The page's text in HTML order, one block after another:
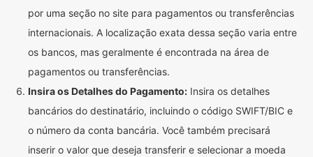
por uma seção no site para pagamentos ou transferências
internacionais. A localização exata dessa seção varia entre
os bancos, mas geralmente é encontrada na área de
pagamentos ou transferências.
Insira os Detalhes do Pagamento: Insira os detalhes
bancários do destinatário, incluindo o código SWIFT/BIC e
o número da conta bancária. Você também precisará
inserir o valor que deseja transferir e selecionar a moeda